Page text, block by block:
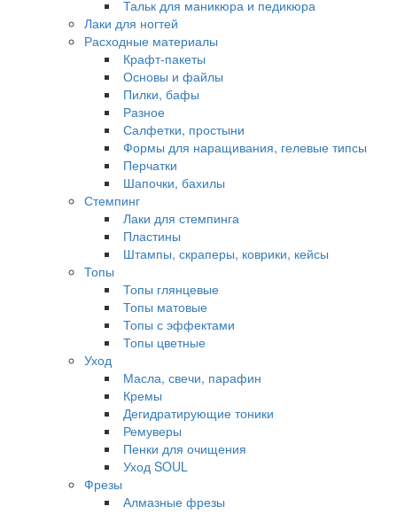
Тальк для маникюра и педикюра
Лаки для ногтей
Расходные материалы
Крафт-пакеты
Основы и файлы
Пилки, бафы
Разное
Салфетки, простыни
Формы для наращивания, гелевые типсы
Перчатки
Шапочки, бахилы
Стемпинг
Лаки для стемпинга
Пластины
Штампы, скраперы, коврики, кейсы
Топы
Топы глянцевые
Топы матовые
Топы с эффектами
Топы цветные
Уход
Масла, свечи, парафин
Кремы
Дегидратирующие тоники
Ремуверы
Пенки для очищения
Уход SOUL
Фрезы
Алмазные фрезы